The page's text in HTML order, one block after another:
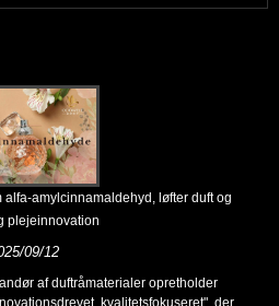
amylcinnamaldehyd, løfter duft og
plejeinnovation
09/12
af duftråmaterialer opretholder